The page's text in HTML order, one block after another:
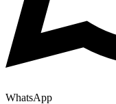
WhatsApp